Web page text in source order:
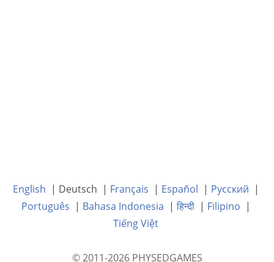
English | Deutsch | Français | Español | Русский |
Português | Bahasa Indonesia |हिन्दी| Filipino |
Tiếng Việt
© 2011-2026 PHYSEDGAMES